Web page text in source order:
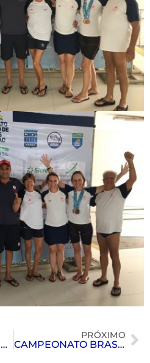
SELETIVA DO KIM MOLLO
PRÓXIMO
CAMPEONATO BRASILEIRO REGIONAL DE JUDÔ